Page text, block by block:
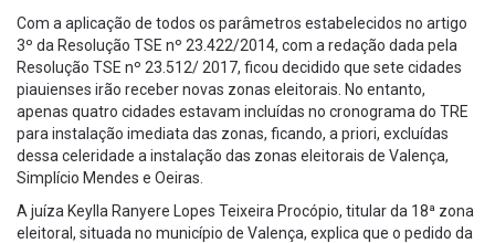
Com a aplicação de todos os parâmetros estabelecidos no artigo
3º da Resolução TSE nº 23.422/2014, com a redação dada pela
Resolução TSE nº 23.512/ 2017, ficou decidido que sete cidades
piauienses irão receber novas zonas eleitorais. No entanto,
apenas quatro cidades estavam incluídas no cronograma do TRE
para instalação imediata das zonas, ficando, a priori, excluídas
dessa celeridade a instalação das zonas eleitorais de Valença,
Simplício Mendes e Oeiras.
A juíza Keylla Ranyere Lopes Teixeira Procópio, titular da 18ª zona
eleitoral, situada no município de Valença, explica que o pedido da